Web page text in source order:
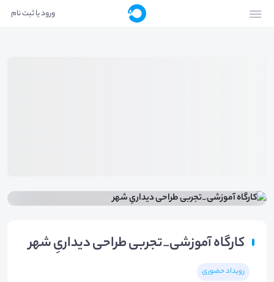
ورود یا ثبت نام
کارگاه آموزشی_تجربی طراحی دیداریِ شهر
رویداد حضوری